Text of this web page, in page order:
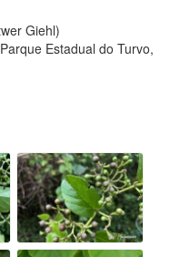
Giehl)
Estadual do Turvo,